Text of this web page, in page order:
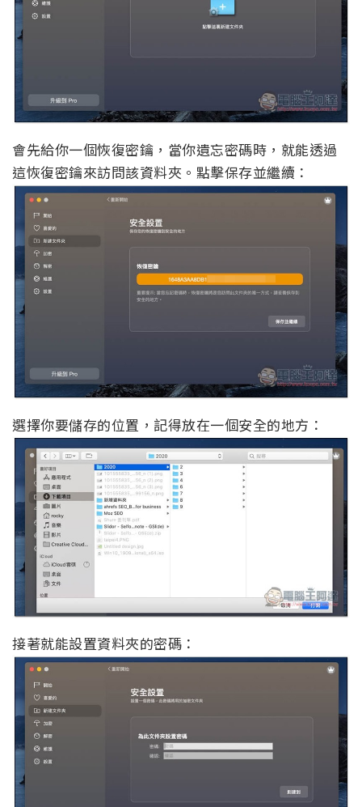
會先給你一個恢復密鑰，當你遺忘密碼時，就能透過
這恢復密鑰來訪問該資料夾。點擊保存並繼續：
選擇你要儲存的位置，記得放在一個安全的地方：
接著就能設置資料夾的密碼：